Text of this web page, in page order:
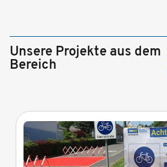
Unsere Projekte aus dem
Bereich